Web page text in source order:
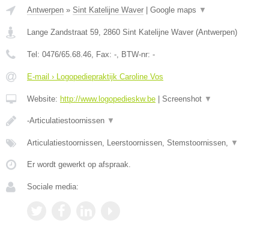
Antwerpen » Sint Katelijne Waver Google maps ▼
Lange Zandstraat 59, 2860 Sint Katelijne Waver (Antwerpen)
Tel: 0476/65.68.46, Fax: -, BTW-nr: -
E-mail › Logopediepraktijk Caroline Vos
Website: http://www.logopedieskw.be Screenshot ▼
-Articulatiestoornissen ▼
Articulatiestoornissen, Leerstoornissen, Stemstoornissen, ▼
Er wordt gewerkt op afspraak.
Sociale media: